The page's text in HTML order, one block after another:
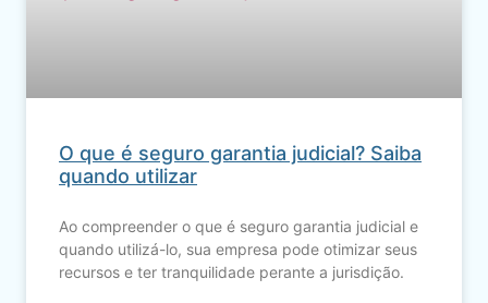
O que é seguro garantia judicial? Saiba
quando utilizar
Ao compreender o que é seguro garantia judicial e
quando utilizá-lo, sua empresa pode otimizar seus
recursos e ter tranquilidade perante a jurisdição.